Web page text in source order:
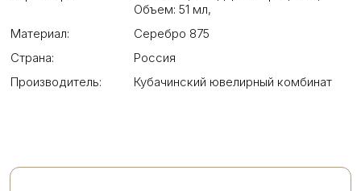
Объем: 51 мл,
Материал:
Серебро 875
Страна:
Россия
Производитель:
Кубачинский ювелирный комбинат